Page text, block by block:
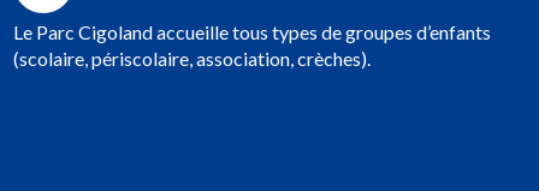
Le Parc Cigoland accueille tous types de groupes d’enfants
(scolaire, périscolaire, association, crèches).